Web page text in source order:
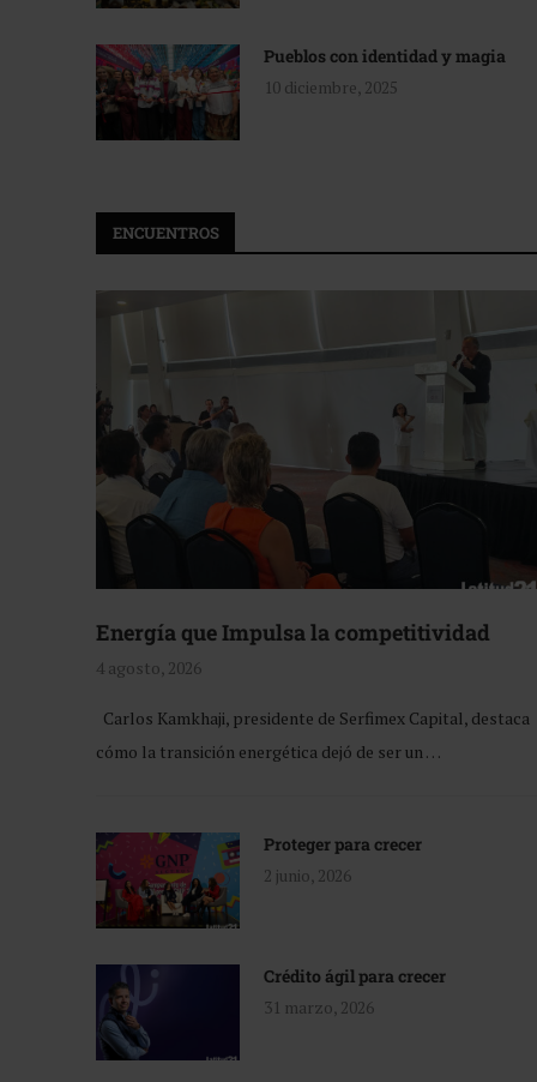
Pueblos con identidad y magia
10 diciembre, 2025
ENCUENTROS
Energía que Impulsa la competitividad
4 agosto, 2026
Carlos Kamkhaji, presidente de Serfimex Capital, destaca
cómo la transición energética dejó de ser un …
Proteger para crecer
2 junio, 2026
Crédito ágil para crecer
31 marzo, 2026